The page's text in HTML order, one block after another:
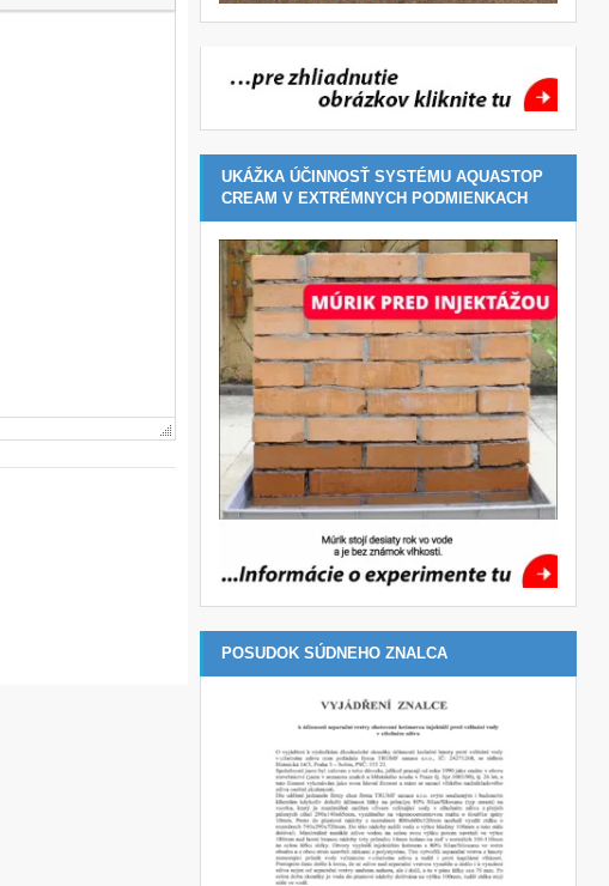
UKÁŽKA ÚČINNOSŤ SYSTÉMU AQUASTOP
CREAM V EXTRÉMNYCH PODMIENKACH
POSUDOK SÚDNEHO ZNALCA